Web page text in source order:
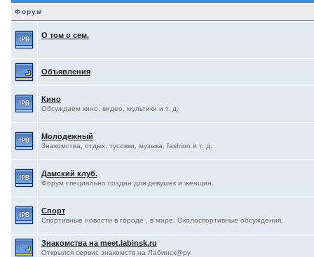
Форум
О том о сем.
Объявления
Кино
Обсуждаем кино, видео, мультики и т. д.
Молодежный
Знакомства, отдых, тусовки, музыка, fashion и т. д.
Дамский клуб.
Форум специально создан для девушек и женщин.
Спорт
Спортивные новости в городе , в мире. Околоспортивные обсуждения.
Знакомства на meet.labinsk.ru
Открылся сервис знакомств на Лабинск@ру.